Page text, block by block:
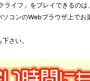
ライフ」をプレイできるの
コンのWebブラウザ上で
さい。